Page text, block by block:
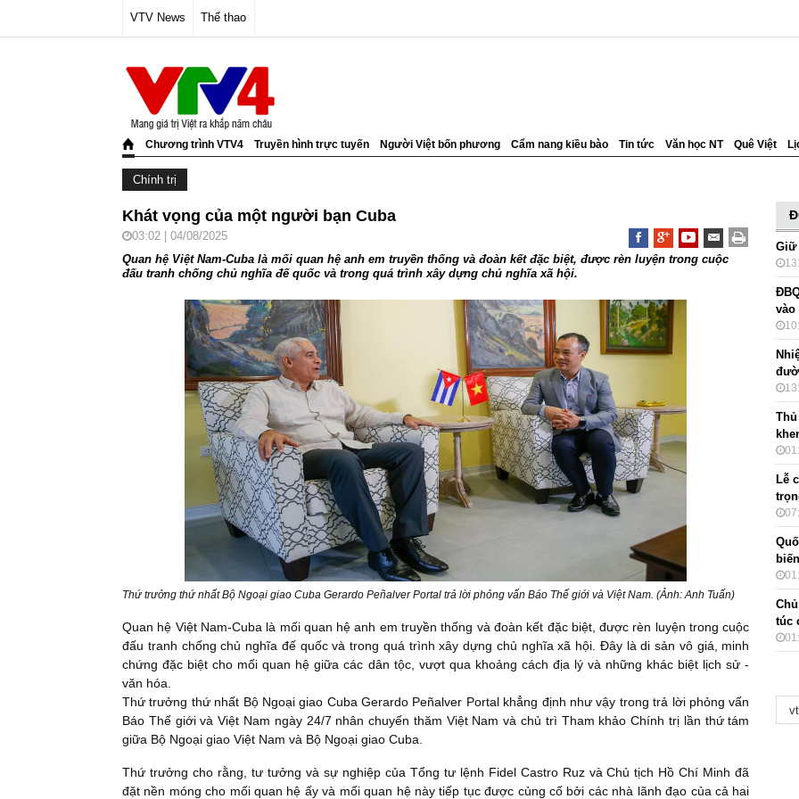
VTV News Thể thao
Chương trình VTV4 Truyền hình trực tuyến Người Việt bốn phương Cẩm nang kiều bào Tin tức Văn học NT Quê Việt
Chính trị
Khát vọng của một người bạn Cuba
03:02 | 04/08/2025
Quan hệ Việt Nam-Cuba là mối quan hệ anh em truyền thống và đoàn kết đặc biệt, được rèn luyện trong cuộc
đấu tranh chống chủ nghĩa đế quốc và trong quá trình xây dựng chủ nghĩa xã hội.
Thứ trưởng thứ nhất Bộ Ngoại giao Cuba Gerardo Peñalver Portal trả lời phỏng vấn Báo Thế giới và Việt Nam. (Ảnh: Anh Tuấn)
Quan hệ Việt Nam-Cuba là mối quan hệ anh em truyền thống và đoàn kết đặc biệt, được rèn luyện trong cuộc
đấu tranh chống chủ nghĩa đế quốc và trong quá trình xây dựng chủ nghĩa xã hội. Đây là di sản vô giá, minh
chứng đặc biệt cho mối quan hệ giữa các dân tộc, vượt qua khoảng cách địa lý và những khác biệt lịch sử -
văn hóa.
Thứ trưởng thứ nhất Bộ Ngoại giao Cuba Gerardo Peñalver Portal khẳng định như vậy trong trả lời phỏng vấn
Báo Thế giới và Việt Nam ngày 24/7 nhân chuyến thăm Việt Nam và chủ trì Tham khảo Chính trị lần thứ tám
giữa Bộ Ngoại giao Việt Nam và Bộ Ngoại giao Cuba.
Thứ trưởng cho rằng, tư tưởng và sự nghiệp của Tổng tư lệnh Fidel Castro Ruz và Chủ tịch Hồ Chí Minh đã
đặt nền móng cho mối quan hệ ấy và mối quan hệ này tiếp tục được củng cố bởi các nhà lãnh đạo của cả hai
Giữ
vào
Lễ
túc